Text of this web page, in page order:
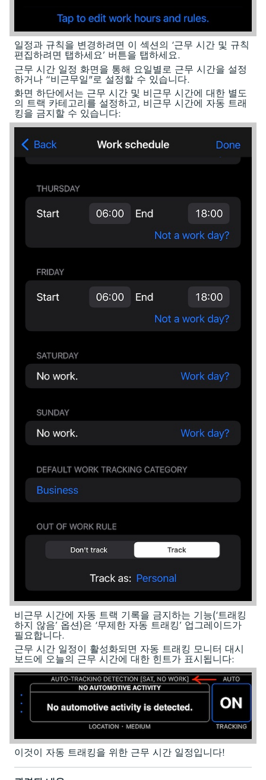
일정과 규칙을 변경하려면 이 섹션의 ‘근무 시간 및 규칙
편집하려면 탭하세요’ 버튼을 탭하세요.
근무 시간 일정 화면을 통해 요일별로 근무 시간을 설정
하거나 “비근무일"로 설정할 수 있습니다.
화면 하단에서는 근무 시간 및 비근무 시간에 대한 별도
의 트랙 카테고리를 설정하고, 비근무 시간에 자동 트래
킹을 금지할 수 있습니다:
비근무 시간에 자동 트랙 기록을 금지하는 기능(‘트래킹
하지 않음’ 옵션)은 ‘무제한 자동 트래킹’ 업그레이드가
필요합니다.
근무 시간 일정이 활성화되면 자동 트래킹 모니터 대시
보드에 오늘의 근무 시간에 대한 힌트가 표시됩니다:
이것이 자동 트래킹을 위한 근무 시간 일정입니다!